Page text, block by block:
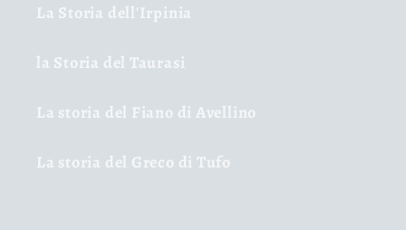
La Storia dell'Irpinia
la Storia del Taurasi
La storia del Fiano di Avellino
La storia del Greco di Tufo